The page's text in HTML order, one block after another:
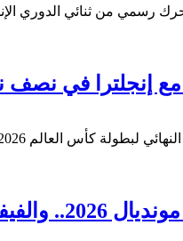
من ثنائي الدوري
إنجلترا في نصف
بطاقم…